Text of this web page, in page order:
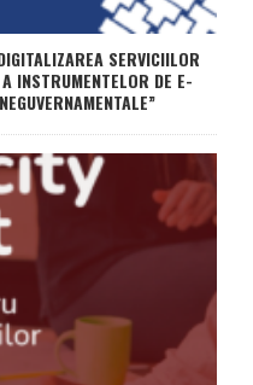
SERVICIILOR
INSTRUMENTELOR DE E-